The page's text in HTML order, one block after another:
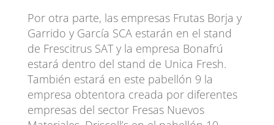
Por otra parte, las empresas Frutas Borja y
Garrido y García SCA estarán en el stand
de Frescitrus SAT y la empresa Bonafrú
estará dentro del stand de Unica Fresh.
También estará en este pabellón 9 la
empresa obtentora creada por diferentes
empresas del sector Fresas Nuevos